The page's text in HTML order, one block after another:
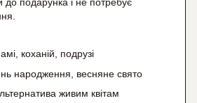
до подарунка і не потребує
коханій, подрузі
народження, весняне свято
живим квітам